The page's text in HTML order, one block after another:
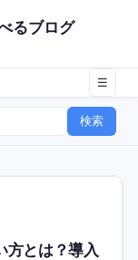
るブログ
☰
検索
方とは？導入